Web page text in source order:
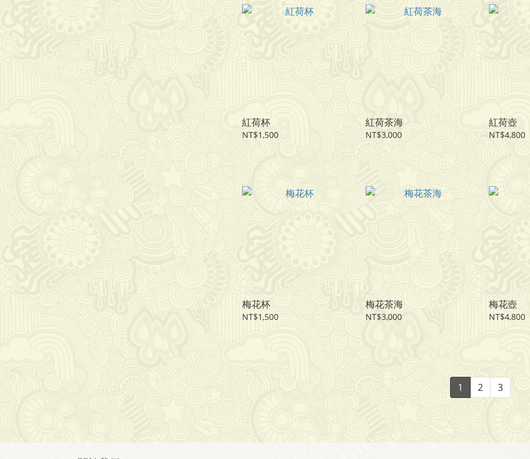
紅荷杯
NT$1,500
紅荷茶海
NT$3,000
紅荷壺
NT$4,800
梅花杯
NT$1,500
梅花茶海
NT$3,000
梅花壺
NT$4,800
1 2 3